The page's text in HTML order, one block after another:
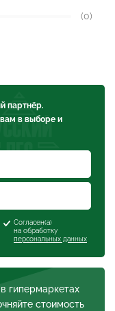
(0)
гипермаркетах
стоимость
партнёр.
в выборе и
Согласен(а)
на обработку
персональных данных